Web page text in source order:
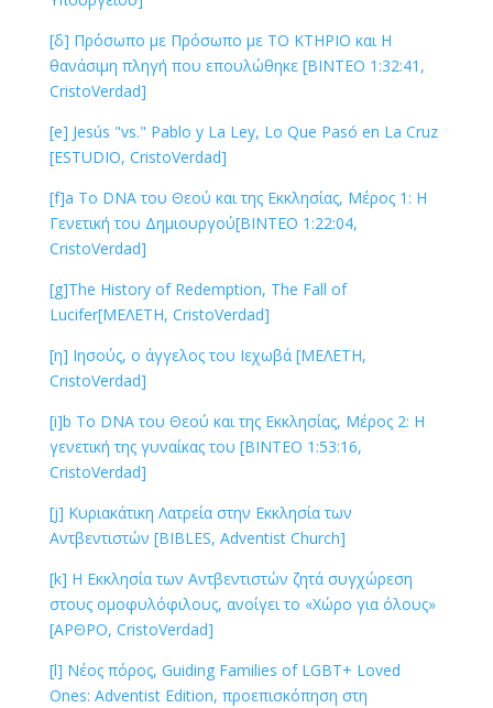
[δ] Πρόσωπο με Πρόσωπο με ΤΟ ΚΤΗΡΙΟ και Η
θανάσιμη πληγή που επουλώθηκε [ΒΙΝΤΕΟ 1:32:41,
CristoVerdad]
[e] Jesús "vs." Pablo y La Ley, Lo Que Pasó en La Cruz
[ESTUDIO, CristoVerdad]
[f]a Το DNA του Θεού και της Εκκλησίας, Μέρος 1: Η
Γενετική του Δημιουργού[ΒΙΝΤΕΟ 1:22:04,
CristoVerdad]
[g]The History of Redemption, The Fall of
Lucifer[ΜΕΛΕΤΗ, CristoVerdad]
[η] Ιησούς, ο άγγελος του Ιεχωβά [ΜΕΛΕΤΗ,
CristoVerdad]
[i]b Το DNA του Θεού και της Εκκλησίας, Μέρος 2: Η
γενετική της γυναίκας του [ΒΙΝΤΕΟ 1:53:16,
CristoVerdad]
[j] Κυριακάτικη Λατρεία στην Εκκλησία των
Αντβεντιστών [BIBLES, Adventist Church]
[k] Η Εκκλησία των Αντβεντιστών ζητά συγχώρεση
στους ομοφυλόφιλους, ανοίγει το «Χώρο για όλους»
[ΑΡΘΡΟ, CristoVerdad]
[l] Νέος πόρος, Guiding Families of LGBT+ Loved
Ones: Adventist Edition, προεπισκόπηση στη